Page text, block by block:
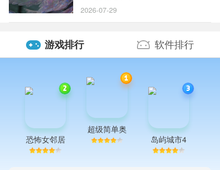
2026-07-29
游戏排行 软件排行
恐怖女邻居
超级简单奥
比
岛屿城市4
模拟人生大